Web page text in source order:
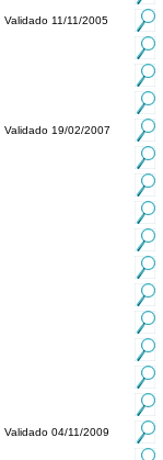
Validado 11/11/2005
Validado 19/02/2007
Validado 04/11/2009